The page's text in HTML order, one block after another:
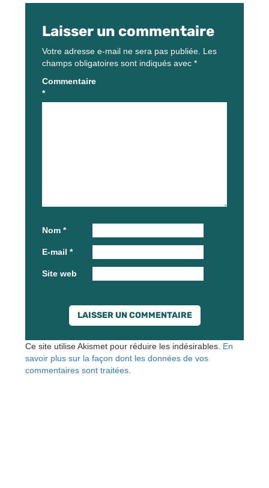
Laisser un commentaire
Votre adresse e-mail ne sera pas publiée. Les
champs obligatoires sont indiqués avec *
Commentaire
*
Nom *
E-mail *
Site web
Ce site utilise Akismet pour réduire les indésirables. En
savoir plus sur la façon dont les données de vos
commentaires sont traitées